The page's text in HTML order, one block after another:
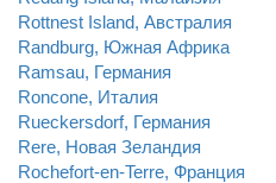
Rottnest Island, Австралия
Randburg, Южная Африка
Ramsau, Германия
Roncone, Италия
Rueckersdorf, Германия
Rere, Новая Зеландия
Rochefort-en-Terre, Франция